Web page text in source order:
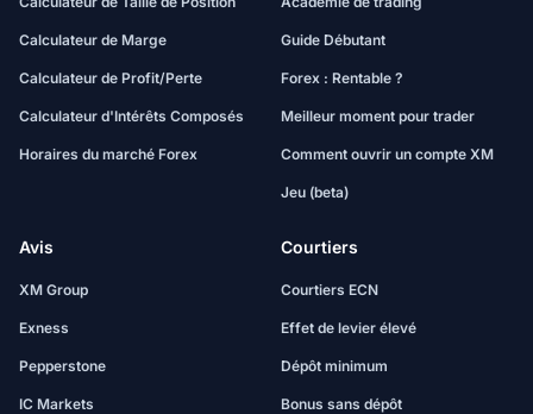
Calculateur de Marge
Calculateur de Profit/Perte
Calculateur d'Intérêts Composés
Horaires du marché Forex
Guide Débutant
Forex : Rentable ?
Meilleur moment pour trader
Comment ouvrir un compte XM
Jeu (beta)
Avis
XM Group
Exness
Pepperstone
IC Markets
Courtiers
Courtiers ECN
Effet de levier élevé
Dépôt minimum
Bonus sans dépôt